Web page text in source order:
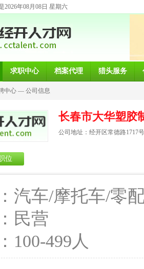
2026年08月08日 星期六
求职中心 档案代理 猎头服务
中心 — 公司信息
长春市大华塑胶
公司地址：经开区常德路1717号
位
汽车/摩托车/零
民营
100-499人